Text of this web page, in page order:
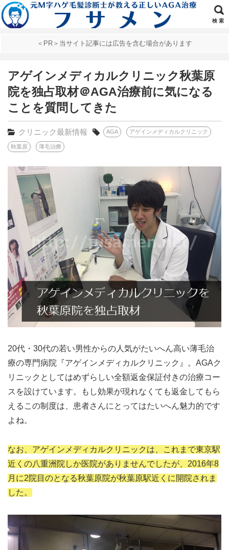
検 索
＜PR＞当サイト記事には広告を含む場合があります
アゲインメディカルクリニック秋葉原
院を独占取材＠AGA治療前に気になる
ことを質問してきた
クリニック最新情報 AGA アゲインメディカルクリニック
秋葉原 薄毛治療
20代・30代の若い男性からの人気がたいへん高い薄毛治
療の専門病院『アゲインメディカルクリニック』。AGAク
リニックとしてはめずらしい全額返金保証付きの治療コー
スを設けています。もし効果が現れなくても返金してもら
えるこの制度は、患者さんにとってはたいへん魅力的です
よね。
なお、アゲインメディカルクリニックは、これまで東京駅
近くの八重洲院しか医院がありませんでしたが、2016年8
月に2院目のとなる秋葉原院が秋葉原駅近くに開院されま
した。